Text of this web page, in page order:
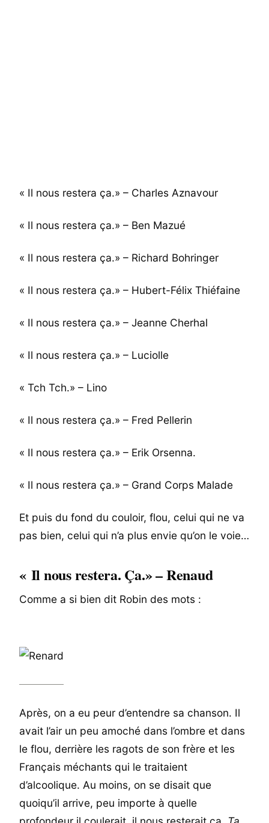
« Il nous restera ça.» – Charles Aznavour
« Il nous restera ça.» – Ben Mazué
« Il nous restera ça.» – Richard Bohringer
« Il nous restera ça.» – Hubert-Félix Thiéfaine
« Il nous restera ça.» – Jeanne Cherhal
« Il nous restera ça.» – Luciolle
« Tch Tch.» – Lino
« Il nous restera ça.» – Fred Pellerin
« Il nous restera ça.» – Erik Orsenna.
« Il nous restera ça.» – Grand Corps Malade
Et puis du fond du couloir, flou, celui qui ne va
pas bien, celui qui n’a plus envie qu’on le voie…
« Il nous restera. Ça.» – Renaud
Comme a si bien dit Robin des mots :
Après, on a eu peur d’entendre sa chanson. Il
avait l’air un peu amoché dans l’ombre et dans
le flou, derrière les ragots de son frère et les
Français méchants qui le traitaient
d’alcoolique. Au moins, on se disait que
quoiqu’il arrive, peu importe à quelle